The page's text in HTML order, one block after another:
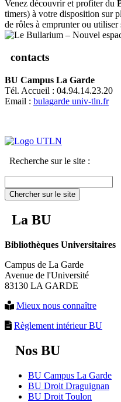
Venez découvrir et profiter du
timers) à votre disposition sur
de rôles à emprunter ou utiliser
contacts
BU Campus La Garde
Tél. Accueil : 04.94.14.23.20
Email : bulagarde univ-tln.fr
Recherche sur le site :
Chercher sur le site
La BU
Bibliothèques Universitaires
Campus de La Garde
Avenue de l'Université
83130 LA GARDE
Mieux nous connaître
Règlement intérieur BU
Nos BU
BU Campus La Garde
BU Droit Draguignan
BU Droit Toulon